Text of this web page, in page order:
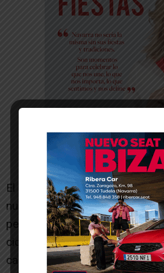
El recorrido de media maratón,
numerosos senderos
permitió exprimir el buen
ciclista, que logró imponerse
casi
cuatro minutos sobre el